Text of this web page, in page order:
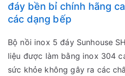
đáy bền bỉ chính hãng
các dạng bếp
Bộ nồi inox 5 đáy Sunhouse
liệu được làm bằng inox 304
sức khỏe không gây ra các